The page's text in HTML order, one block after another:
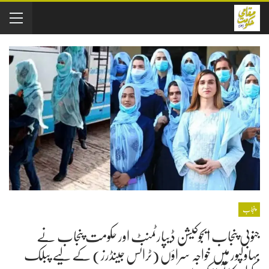
پنجاب
جنوبی پنجاب ایجوکیشن ڈیپارٹمنٹ اور حکومت پنجاب نے
بہاولپور میں خواجہ سراؤں (ٹرانس جینڈرز) کے لیے پبلک